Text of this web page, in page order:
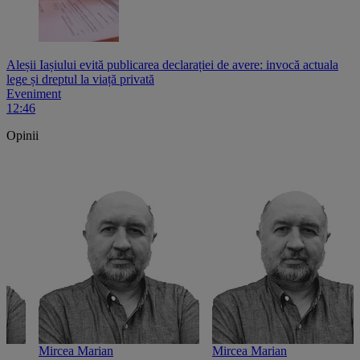
Aleșii Iașiului evită publicarea declarației de avere: invocă actuala
lege și dreptul la viață privată
Eveniment
12:46
Opinii
Mircea Marian
Mircea Marian